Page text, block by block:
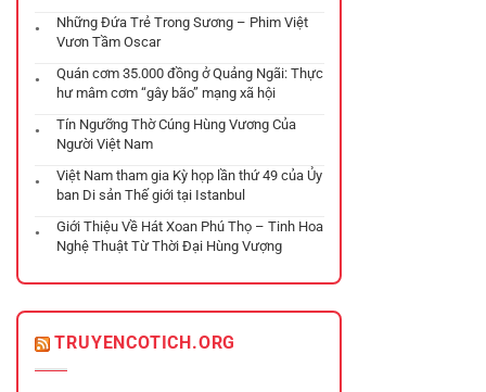
Những Đứa Trẻ Trong Sương – Phim Việt
Vươn Tầm Oscar
Quán cơm 35.000 đồng ở Quảng Ngãi: Thực
hư mâm cơm “gây bão” mạng xã hội
Tín Ngưỡng Thờ Cúng Hùng Vương Của
Người Việt Nam
Việt Nam tham gia Kỳ họp lần thứ 49 của Ủy
ban Di sản Thế giới tại Istanbul
Giới Thiệu Về Hát Xoan Phú Thọ – Tinh Hoa
Nghệ Thuật Từ Thời Đại Hùng Vượng
TRUYENCOTICH.ORG